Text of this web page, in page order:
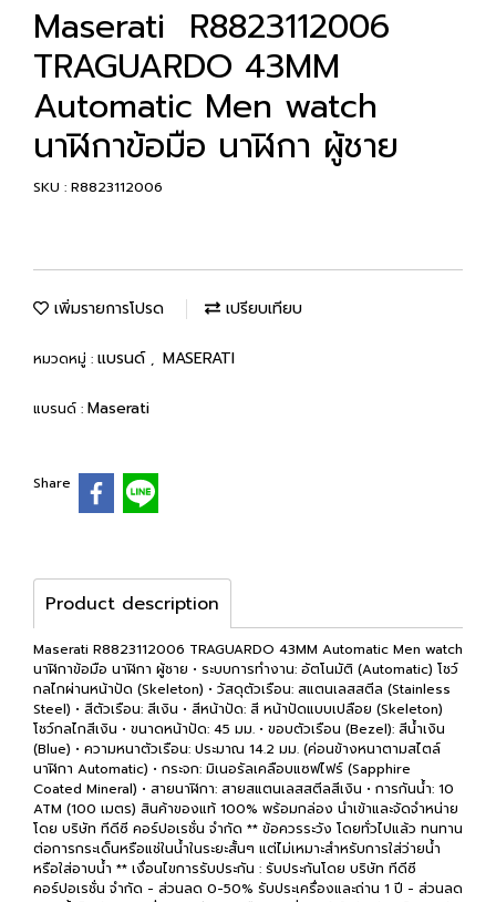
Maserati R8823112006
TRAGUARDO 43MM
Automatic Men watch
นาฬิกาข้อมือ นาฬิกา ผู้ชาย
SKU : R8823112006
เพิ่มรายการโปรด เปรียบเทียบ
หมวดหมู่ : แบรนด์ , MASERATI
แบรนด์ : Maserati
Share
Product description
Maserati R8823112006 TRAGUARDO 43MM Automatic Men watch
นาฬิกาข้อมือ นาฬิกา ผู้ชาย • ระบบการทำงาน: อัตโนมัติ (Automatic) โชว์
กลไกผ่านหน้าปัด (Skeleton) • วัสดุตัวเรือน: สแตนเลสสตีล (Stainless
Steel) • สีตัวเรือน: สีเงิน • สีหน้าปัด: สี หน้าปัดแบบเปลือย (Skeleton)
โชว์กลไกสีเงิน • ขนาดหน้าปัด: 45 มม. • ขอบตัวเรือน (Bezel): สีน้ำเงิน
(Blue) • ความหนาตัวเรือน: ประมาณ 14.2 มม. (ค่อนข้างหนาตามสไตล์
นาฬิกา Automatic) • กระจก: มิเนอรัลเคลือบแซฟไฟร์ (Sapphire
Coated Mineral) • สายนาฬิกา: สายสแตนเลสสตีลสีเงิน • การกันน้ำ: 10
ATM (100 เมตร) สินค้าของแท้ 100% พร้อมกล่อง นำเข้าและจัดจำหน่าย
โดย บริษัท ทีดีซี คอร์ปอเรชั่น จำกัด ** ข้อควรระวัง โดยทั่วไปแล้ว ทนทาน
ต่อการกระเด็นหรือแช่ในน้ำในระยะสั้นๆ แต่ไม่เหมาะสำหรับการใส่ว่ายน้ำ
หรือใส่อาบน้ำ ** เงื่อนไขการรับประกัน : รับประกันโดย บริษัท ทีดีซี
คอร์ปอเรชั่น จำกัด - ส่วนลด 0-50% รับประเครื่องและถ่าน 1 ปี - ส่วนลด